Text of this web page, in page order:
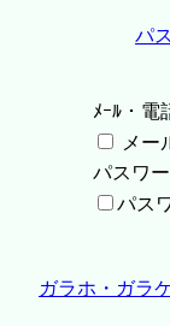
パ
ﾒｰﾙ・電
メー
パスワ
パス
ガラホ・ガラ